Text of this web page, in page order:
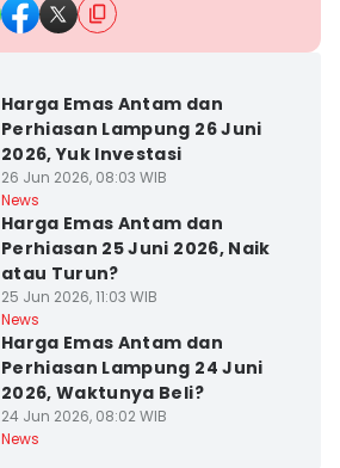
Harga Emas Antam dan
Perhiasan Lampung 26 Juni
2026, Yuk Investasi
26 Jun 2026, 08:03 WIB
News
Harga Emas Antam dan
Perhiasan 25 Juni 2026, Naik
atau Turun?
25 Jun 2026, 11:03 WIB
News
Harga Emas Antam dan
Perhiasan Lampung 24 Juni
2026, Waktunya Beli?
24 Jun 2026, 08:02 WIB
News